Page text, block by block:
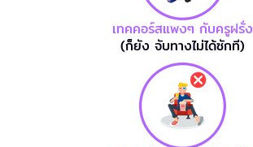
เทคคอร์สแพงๆ กับครูฝรั่ง
(ก็ยัง จับทางไม่ได้ซักที)